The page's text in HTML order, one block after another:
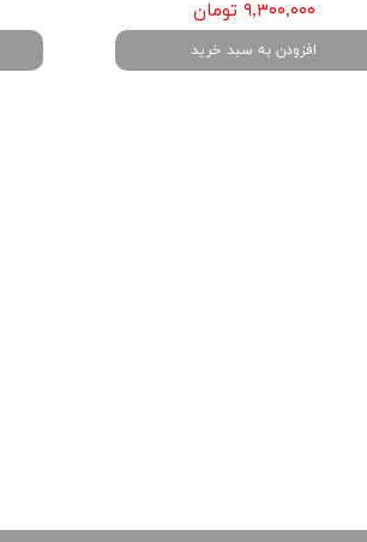
۹,۳۰۰,۰۰۰ تومان
افزودن به سبد خرید